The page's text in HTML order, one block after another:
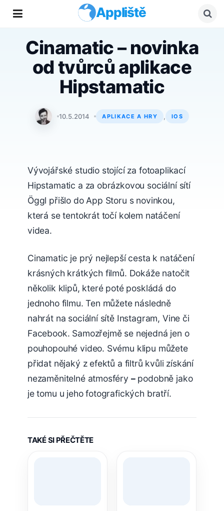
Appliště
Cinamatic – novinka
od tvůrců aplikace
Hipstamatic
Adam Kos
10.5.2014 APLIKACE A HRY , IOS
Vývojářské studio stojící za fotoaplikací
Hipstamatic a za obrázkovou sociální sítí
Öggl přišlo do App Storu s novinkou,
která se tentokrát točí kolem natáčení
videa.
Cinamatic je prý nejlepší cesta k natáčení
krásných krátkých filmů. Dokáže natočit
několik klipů, které poté poskládá do
jednoho filmu. Ten můžete následně
nahrát na sociální sítě Instagram, Vine či
Facebook. Samozřejmě se nejedná jen o
pouhopouhé video. Svému klipu můžete
přidat nějaký z efektů a filtrů kvůli získání
nezaměnitelné atmosféry –podobně jako
je tomu u jeho fotografických bratří.
TAKÉ SI PŘEČTĚTE